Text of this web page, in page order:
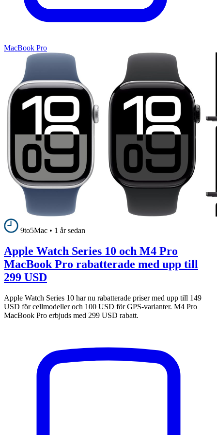
MacBook Pro
9to5Mac • 1 år sedan
Apple Watch Series 10 och M4 Pro
MacBook Pro rabatterade med upp till
299 USD
Apple Watch Series 10 har nu rabatterade priser med upp till 149
USD för cellmodeller och 100 USD för GPS-varianter. M4 Pro
MacBook Pro erbjuds med 299 USD rabatt.